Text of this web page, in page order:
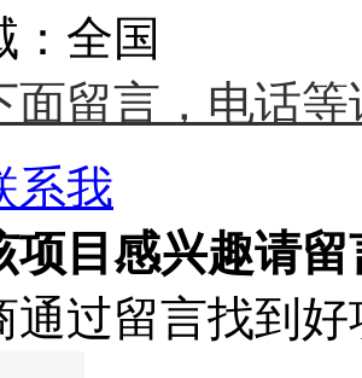
：全国
面留言，电话
系我
项目感兴趣请留
通过留言找到